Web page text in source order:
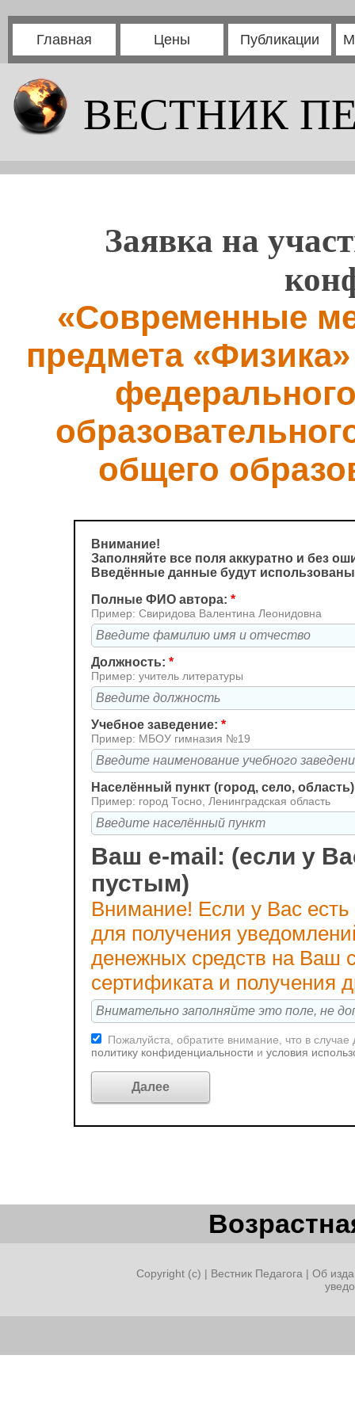
Главная Цены Публикации
ВЕСТНИК
Заявка на
«Современные
предмета
общего
Внимание!
Заполняйте все поля аккуратно и без
Введённые данные будут
Полные ФИО автора: *
Пример: Свиридова Валентина Леонидовна
Должность: *
Пример: учитель литературы
Учебное заведение: *
Пример: МБОУ гимназия №19
Населённый пункт (город, село,
Пример: город Тосно, Ленинградская область
Ваш e-mail: (если у
пустым)
Внимание! Если у Вас
для получения
денежных средств на Ваш
сертификата и получения
Пожалуйста, обратите внимание, что в
политику конфиденциальности и условия
Copyright (c) | Вестник Педагога | Об